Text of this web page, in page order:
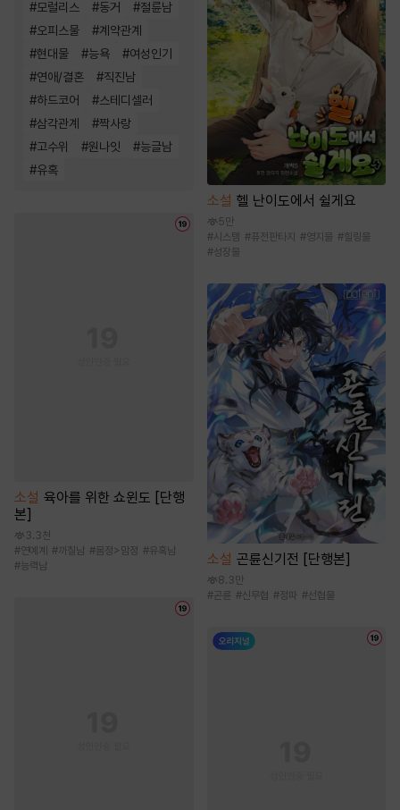
#모럴리스 #동거 #절륜남
#오피스물 #계약관계
#현대물 #능욕 #여성인기
#연애/결혼 #직진남
#하드코어 #스테디셀러
#삼각관계 #짝사랑
#고수위 #원나잇 #능글남
#유혹
소설 육아를 위한 쇼윈도 [단행
본]
3.3천
#연예계 #까칠남 #몸정>맘정 #유혹남
#능력남
소설 헬 난이도에서 쉴게요
5만
#시스템 #퓨전판타지 #영지물 #힐링물
#성장물
소설 곤륜신기전 [단행본]
8.3만
#곤륜 #신무협 #정파 #선협물